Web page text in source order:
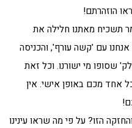
הוזהרתם!
תשכיח מאתנו חלילה את
עם 'קשה עורף', והכניסה
שסופו מי ישורנו. וכל זאת
אחד מכם באופן אישי. אין
הזו? על פי מה שראו עינינו